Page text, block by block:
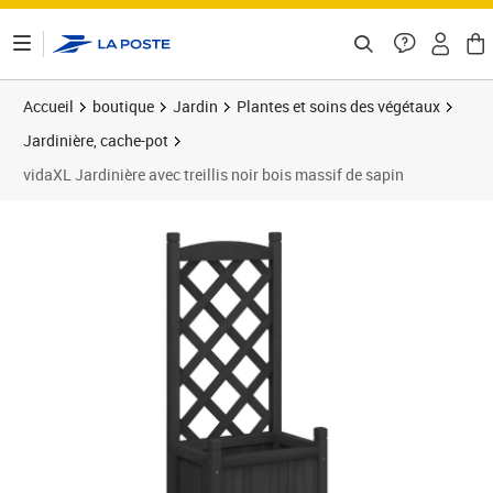
Accueil boutique Jardin
Plantes et soins des végétaux
Jardinière, cache-pot
vidaXL Jardinière avec treillis noir bois massif de sapin